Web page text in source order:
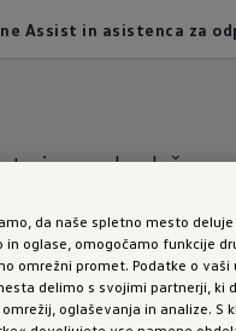
Assist in asistenca za
pogled čez
da naše spletno mesto
in oglase, omogočamo funkcije
omrežni promet. Podatke o vaši
delimo s svojimi partnerji, ki
oglaševanja in analize. S